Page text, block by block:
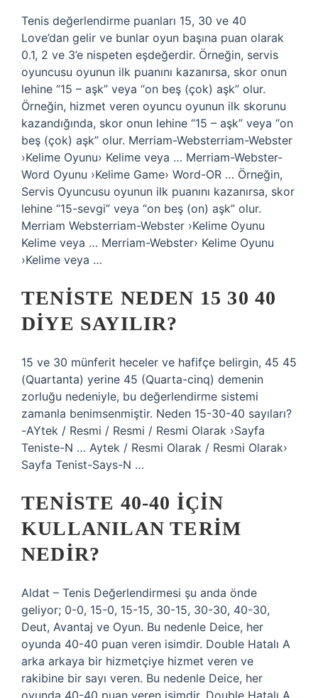
Tenis değerlendirme puanları 15, 30 ve 40
Love’dan gelir ve bunlar oyun başına puan olarak
0.1, 2 ve 3’e nispeten eşdeğerdir. Örneğin, servis
oyuncusu oyunun ilk puanını kazanırsa, skor onun
lehine “15 – aşk” veya “on beş (çok) aşk” olur.
Örneğin, hizmet veren oyuncu oyunun ilk skorunu
kazandığında, skor onun lehine “15 – aşk” veya “on
beş (çok) aşk” olur. Merriam-Websterriam-Webster
›Kelime Oyunu› Kelime veya … Merriam-Webster-
Word Oyunu ›Kelime Game› Word-OR … Örneğin,
Servis Oyuncusu oyunun ilk puanını kazanırsa, skor
lehine “15-sevgi” veya “on beş (on) aşk” olur.
Merriam Websterriam-Webster ›Kelime Oyunu
Kelime veya … Merriam-Webster› Kelime Oyunu
›Kelime veya …
TENISTE NEDEN 15 30 40
DIYE SAYILIR?
15 ve 30 münferit heceler ve hafifçe belirgin, 45 45
(Quartanta) yerine 45 (Quarta-cinq) demenin
zorluğu nedeniyle, bu değerlendirme sistemi
zamanla benimsenmiştir. Neden 15-30-40 sayıları?
-AYtek / Resmi / Resmi / Resmi Olarak ›Sayfa
Teniste-N … Aytek / Resmi Olarak / Resmi Olarak›
Sayfa Tenist-Says-N …
TENISTE 40-40 IÇIN
KULLANILAN TERIM
NEDIR?
Aldat – Tenis Değerlendirmesi şu anda önde
geliyor; 0-0, 15-0, 15-15, 30-15, 30-30, 40-30,
Deut, Avantaj ve Oyun. Bu nedenle Deice, her
oyunda 40-40 puan veren isimdir. Double Hatalı A
arka arkaya bir hizmetçiye hizmet veren ve
rakibine bir sayı veren. Bu nedenle Deice, her
oyunda 40-40 puan veren isimdir. Double Hatalı A